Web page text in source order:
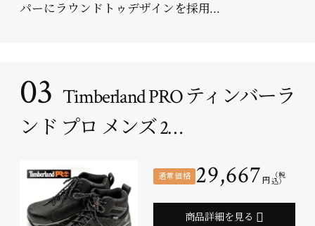
パーにラウンドトゥデザインを採用…
03 Timberland PRO ティンバーラ
ンド プロ メンズ 2…
通常価格 29,667 円 （税
込）
商品詳細を見る